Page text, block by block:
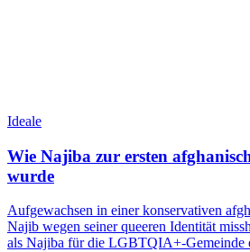
Ideale
Wie Najiba zur ersten
wurde
Aufgewachsen in einer konservativen
Najib wegen seiner queeren Identität
als Najiba für die LGBTQIA+-Gemeinde